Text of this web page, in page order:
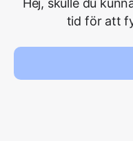
Hej, skulle du
tid för att